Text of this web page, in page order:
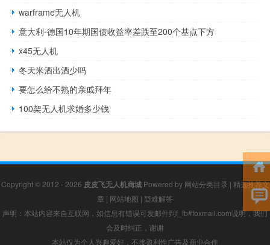
warframe无人机
意大利-德国10年期国债收益率差跌至200个基点下方
x45无人机
冬天米酒出酒少吗
要怎么给不熟的亲戚拜年
100架无人机求婚多少钱
Copyright © 2012 - 2026 皮皮飞无人机商城Powered by 网站分类目录 | 精选推荐文
章 | 网站地图 | 疑难解答
声明：本站内容来自互联网，如信息有错误可发邮件到f_fb#foxmail.com说明，我们
会及时纠正，谢谢
本站仅为个人兴趣爱好，不接盈利性广告及商业合作